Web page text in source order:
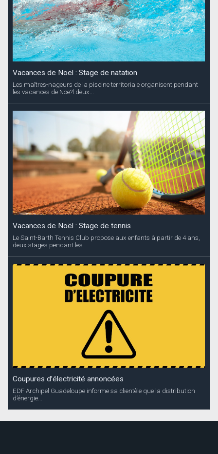
Vacances de Noël : Stage de natation
Les maîtres-nageurs de la piscine territoriale organisent pendant
les vacances de Noe?l deux...
Vacances de Noël : Stage de tennis
Le Saint-Barth Tennis Club propose aux enfants à partir de 4 ans,
deux stages pendant les...
Coupures d’électricité annoncées
EDF Archipel Guadeloupe informe sa clientèle que la distribution
d’énergie...